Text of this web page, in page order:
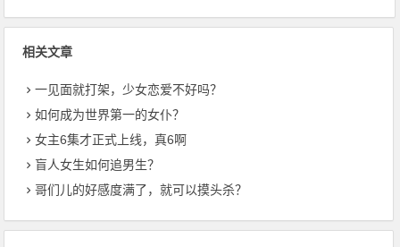
相关文章
一见面就打架，少女恋爱不好吗？
如何成为世界第一的女仆？
女主6集才正式上线，真6啊
盲人女生如何追男生？
哥们儿的好感度满了，就可以摸头杀？